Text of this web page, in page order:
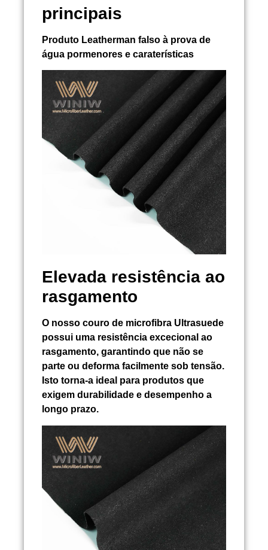
principais
Produto Leatherman falso à prova de
água pormenores e caraterísticas
Elevada resistência ao
rasgamento
O nosso couro de microfibra Ultrasuede
possui uma resistência excecional ao
rasgamento, garantindo que não se
parte ou deforma facilmente sob tensão.
Isto torna-a ideal para produtos que
exigem durabilidade e desempenho a
longo prazo.